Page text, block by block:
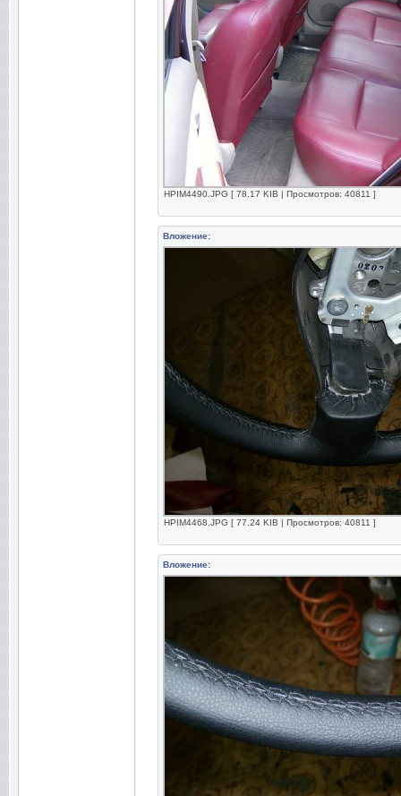
HPIM4490.JPG [ 78.17 KIB | Просмотров: 40811 ]
Вложение:
HPIM4468.JPG [ 77.24 KIB | Просмотров: 40811 ]
Вложение: